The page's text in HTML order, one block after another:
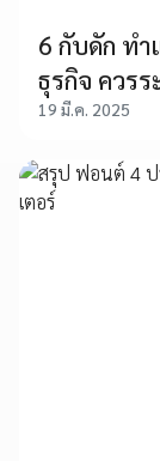
6 กับดัก ท
ธุรกิจ ควรร
19 มี.ค. 2025